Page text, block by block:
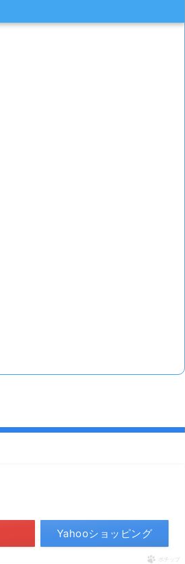
Yahooショッピング
ポチップ